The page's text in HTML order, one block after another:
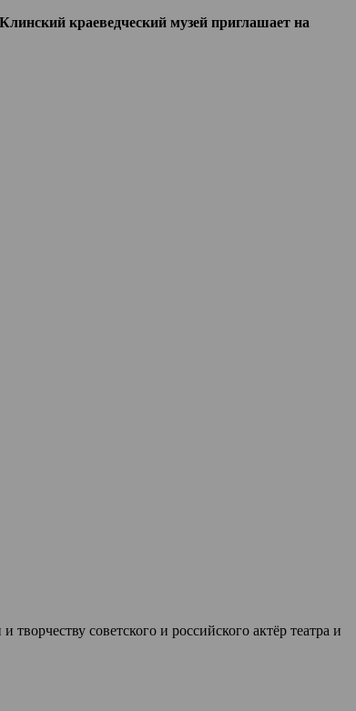
Клинский краеведческий музей приглашает на
советского и российского актёр театра и